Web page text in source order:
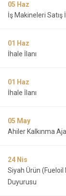
05 Haz
İş Makineleri Satış
01 Haz
İhale İlanı
01 Haz
İhale İlanı
05 May
Ahiler Kalkınma
24 Nis
Siyah Ürün (Fueloil
Duyurusu